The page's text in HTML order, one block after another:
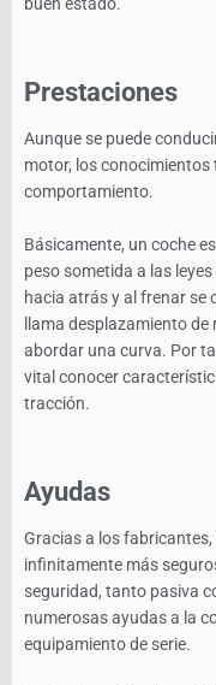
Prestaciones
Aunque se puede
motor, los
comportamiento.
Básicamente, un coche
peso sometida a las
hacia atrás y al frenar se
llama desplazamiento de
abordar una curva. Por
vital conocer
tracción.
Ayudas
Gracias a los
infinitamente más
seguridad, tanto pasiva
numerosas ayudas a la
equipamiento de serie.